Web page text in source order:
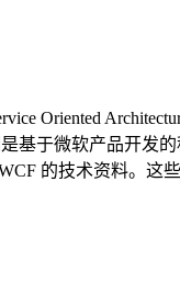
Oriented
基于微软产品开发
的技术资料。这